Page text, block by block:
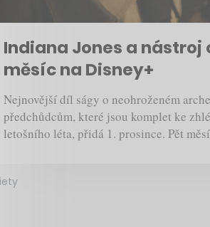
Indiana Jones a nástroj
měsíc na Disney+
Nejnovější díl ságy o neohroženém
předchůdcům, které jsou komplet ke
letošního léta, přidá 1. prosince. Pět